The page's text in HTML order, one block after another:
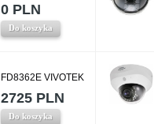
0 PLN
Do koszyka
FD8362E VIVOTEK
2725 PLN
Do koszyka